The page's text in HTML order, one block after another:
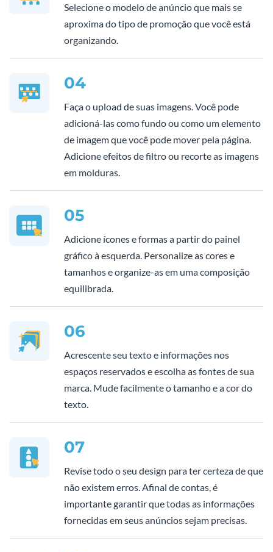
Selecione o modelo de anúncio que mais se
aproxima do tipo de promoção que você está
organizando.
04
Faça o upload de suas imagens. Você pode
adicioná-las como fundo ou como um elemento
de imagem que você pode mover pela página.
Adicione efeitos de filtro ou recorte as imagens
em molduras.
05
Adicione ícones e formas a partir do painel
gráfico à esquerda. Personalize as cores e
tamanhos e organize-as em uma composição
equilibrada.
06
Acrescente seu texto e informações nos
espaços reservados e escolha as fontes de sua
marca. Mude facilmente o tamanho e a cor do
texto.
07
Revise todo o seu design para ter certeza de que
não existem erros. Afinal de contas, é
importante garantir que todas as informações
fornecidas em seus anúncios sejam precisas.